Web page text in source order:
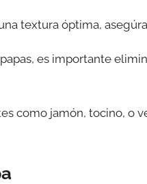
textura óptima,
papas, es importante
como jamón, tocino, o